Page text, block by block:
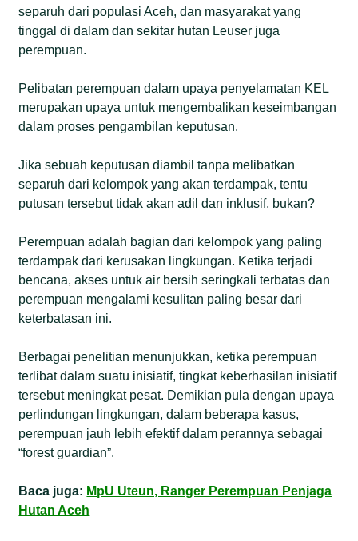
separuh dari populasi Aceh, dan masyarakat yang
tinggal di dalam dan sekitar hutan Leuser juga
perempuan.
Pelibatan perempuan dalam upaya penyelamatan KEL
merupakan upaya untuk mengembalikan keseimbangan
dalam proses pengambilan keputusan.
Jika sebuah keputusan diambil tanpa melibatkan
separuh dari kelompok yang akan terdampak, tentu
putusan tersebut tidak akan adil dan inklusif, bukan?
Perempuan adalah bagian dari kelompok yang paling
terdampak dari kerusakan lingkungan. Ketika terjadi
bencana, akses untuk air bersih seringkali terbatas dan
perempuan mengalami kesulitan paling besar dari
keterbatasan ini.
Berbagai penelitian menunjukkan, ketika perempuan
terlibat dalam suatu inisiatif, tingkat keberhasilan inisiatif
tersebut meningkat pesat. Demikian pula dengan upaya
perlindungan lingkungan, dalam beberapa kasus,
perempuan jauh lebih efektif dalam perannya sebagai
“forest guardian”.
Baca juga: MpU Uteun, Ranger Perempuan Penjaga
Hutan Aceh